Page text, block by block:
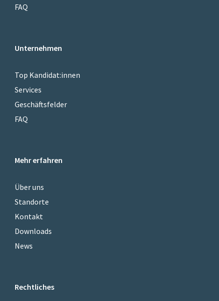
FAQ
Unternehmen
Top Kandidat:innen
Services
Geschäftsfelder
FAQ
Mehr erfahren
Über uns
Standorte
Kontakt
Downloads
News
Rechtliches